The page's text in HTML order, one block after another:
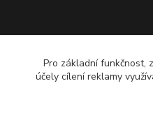
Pro základní funkčnost,
účely cílení reklamy